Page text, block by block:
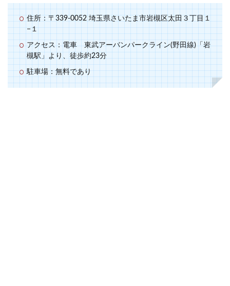
住所：〒339-0052 埼玉県さいたま市岩槻区太田３丁目１
−１
アクセス：電車 東武アーバンパークライン(野田線)「岩
槻駅」より、徒歩約23分
駐車場：無料であり